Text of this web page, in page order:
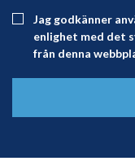
Jag godkänner
enlighet med det
från denna